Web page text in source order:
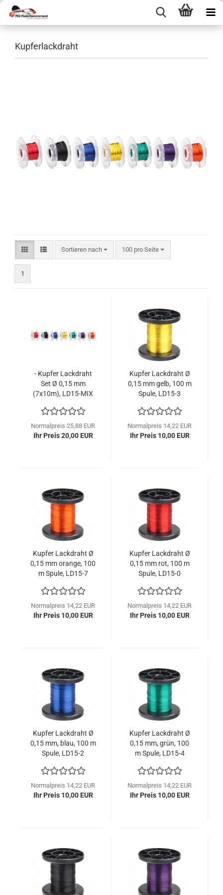
Kupferlackdraht
Sortieren nach
Sortieren nach 100 pro Seite
pro Seite
1
- Kupfer Lackdraht
Set Ø 0,15 mm
(7x10m), LD15-MIX
Normalpreis 25,88 EUR
Ihr Preis 20,00 EUR
Kupfer Lackdraht Ø
0,15 mm gelb, 100 m
Spule, LD15-3
Normalpreis 14,22 EUR
Ihr Preis 10,00 EUR
Kupfer Lackdraht Ø
0,15 mm orange, 100
m Spule, LD15-7
Normalpreis 14,22 EUR
Ihr Preis 10,00 EUR
Kupfer Lackdraht Ø
0,15 mm rot, 100 m
Spule, LD15-0
Normalpreis 14,22 EUR
Ihr Preis 10,00 EUR
Kupfer Lackdraht Ø
0,15 mm, blau, 100 m
Spule, LD15-2
Normalpreis 14,22 EUR
Ihr Preis 10,00 EUR
Kupfer Lackdraht Ø
0,15 mm, grün, 100
m Spule, LD15-4
Normalpreis 14,22 EUR
Ihr Preis 10,00 EUR